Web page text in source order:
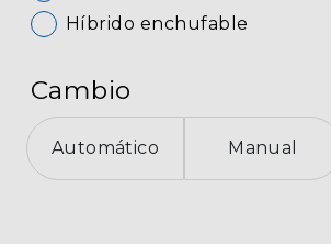
Híbrido enchufable
Cambio
Automático Manual